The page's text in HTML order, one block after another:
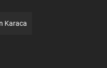
Karaca